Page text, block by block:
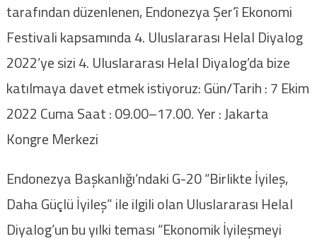
tarafından düzenlenen, Endonezya Şer’î Ekonomi
Festivali kapsamında 4. Uluslararası Helal Diyalog
2022’ye sizi 4. Uluslararası Helal Diyalog’da bize
katılmaya davet etmek istiyoruz: Gün/Tarih : 7 Ekim
2022 Cuma Saat : 09.00–17.00. Yer : Jakarta
Kongre Merkezi
Endonezya Başkanlığı’ndaki G-20 “Birlikte İyileş,
Daha Güçlü İyileş” ile ilgili olan Uluslararası Helal
Diyalog’un bu yılki teması “Ekonomik İyileşmeyi